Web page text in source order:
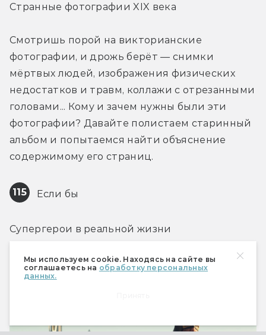
Мы используем cookie. Находясь на сайте вы
соглашаетесь на обработку персональных
данных.
Странные фотографии XIX века
Смотришь порой на викторианские
фотографии, и дрожь берёт — снимки
мёртвых людей, изображения физических
недостатков и травм, коллажи с отрезанными
головами... Кому и зачем нужны были эти
фотографии? Давайте полистаем старинный
альбом и попытаемся найти объяснение
содержимому его страниц.
115 Если бы
Супергерои в реальной жизни